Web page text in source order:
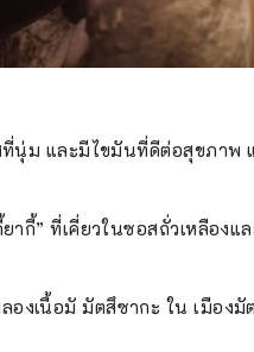
นุ่ม และมีไขมันที่ดีต่อสุขภาพ
กี้” ที่เคี่ยวในซอสถั่วเหลืองแ
งเนื้อมั มัตสึซากะ ใน เมืองมั